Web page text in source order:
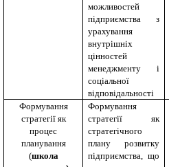
можливостей
підприємства з
урахування
внутрішніх
цінностей
менеджменту і
соціальної
відповідальності
Формування
стратегії як
процес
планування
(школа
Формування
стратегії як
стратегічного
плану розвитку
підприємства, що